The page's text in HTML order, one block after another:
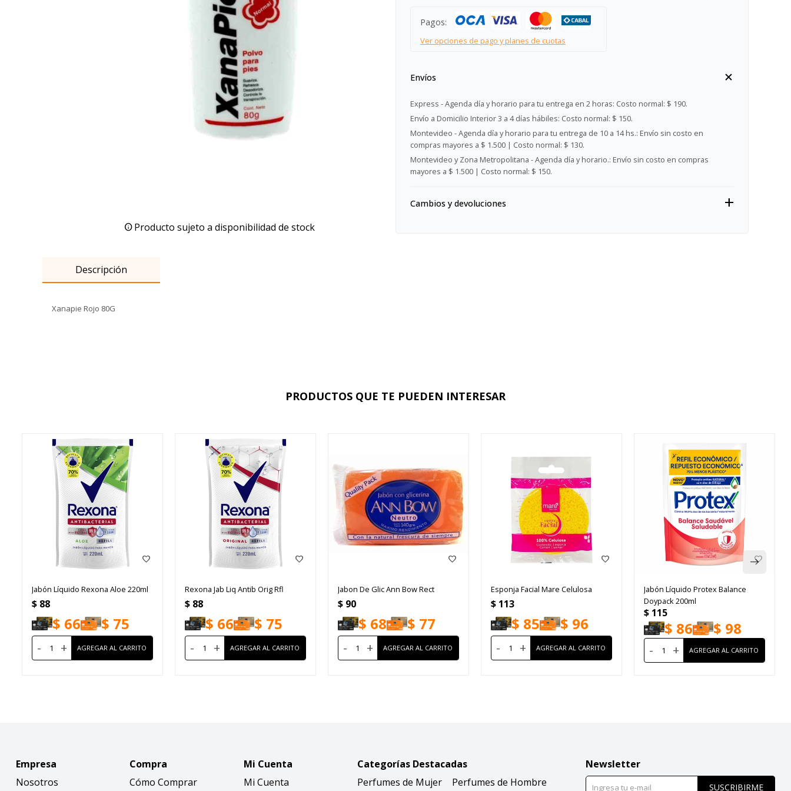
Producto sujeto a disponibilidad de stock
Pagos:
Ver opciones de pago y planes de cuotas
Envíos
Express - Agenda día y horario para tu entrega en 2 horas: Costo normal: $ 190.
Envío a Domicilio Interior 3 a 4 días hábiles: Costo normal: $ 150.
Montevideo - Agenda día y horario para tu entrega de 10 a 14 hs.: Envío sin costo en
compras mayores a $ 1.500 | Costo normal: $ 130.
Montevideo y Zona Metropolitana - Agenda día y horario.: Envío sin costo en compras
mayores a $ 1.500 | Costo normal: $ 150.
Cambios y devoluciones
Descripción
Xanapie Rojo 80G
PRODUCTOS QUE TE PUEDEN INTERESAR
Jabón Líquido Rexona Aloe 220ml
$ 88
$ 66 $ 75
- +
Rexona Jab Liq Antib Orig Rfl
$ 88
$ 66 $ 75
- +
Jabon De Glic Ann Bow Rect
$ 90
$ 68 $ 77
- +
Esponja Facial Mare Celulosa
$ 113
$ 85 $ 96
- +
Jabón Líquido Protex Balance
Doypack 200ml
$ 115
$ 86 $ 98
- +
Empresa
Nosotros
Compra
Cómo Comprar
Mi Cuenta
Mi Cuenta
Categorías Destacadas
Perfumes de Mujer
Perfumes de Hombre
Newsletter
SUSCRIBIRME